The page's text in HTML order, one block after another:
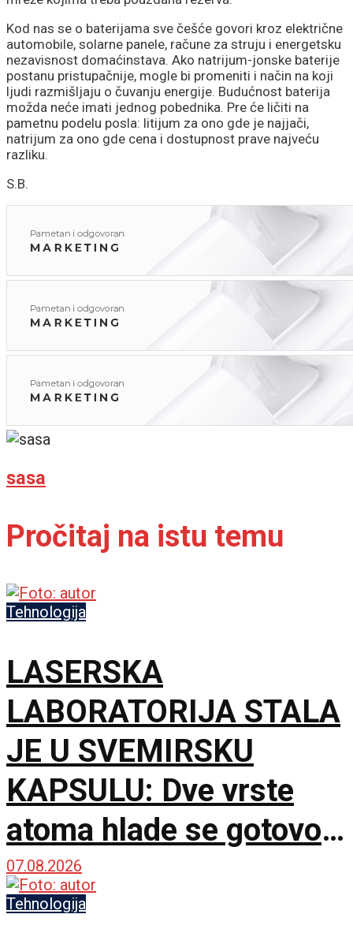
Kod nas se o baterijama sve češće govori kroz električne
automobile, solarne panele, račune za struju i energetsku
nezavisnost domaćinstava. Ako natrijum-jonske baterije
postanu pristupačnije, mogle bi promeniti i način na koji
ljudi razmišljaju o čuvanju energije. Budućnost baterija
možda neće imati jednog pobednika. Pre će ličiti na
pametnu podelu posla: litijum za ono gde je najjači,
natrijum za ono gde cena i dostupnost prave najveću
razliku.
S.B.
sasa
Pročitaj na istu temu
Tehnologija
LASERSKA
LABORATORIJA STALA
JE U SVEMIRSKU
KAPSULU: Dve vrste
atoma hlade se gotovo
do apsolutne nule
07.08.2026
Tehnologija